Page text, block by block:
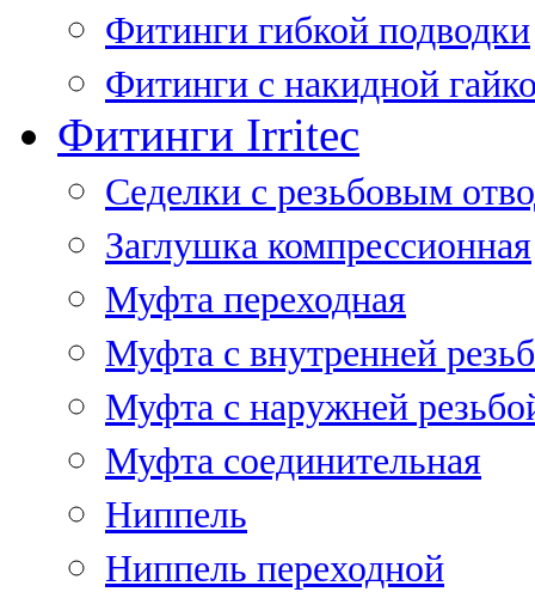
Фитинги гибкой подводки
Фитинги с накидной
Фитинги Irritec
Седелки с резьбовым
Заглушка компрессионная
Муфта переходная
Муфта с внутренней
Муфта с наружней
Муфта соединительная
Ниппель
Ниппель переходной